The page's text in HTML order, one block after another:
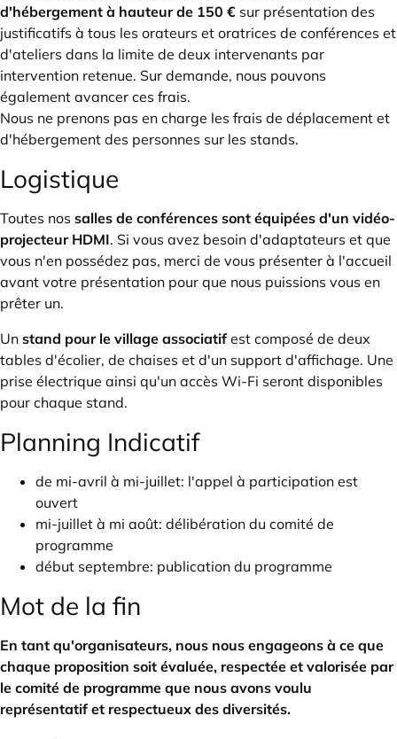
d'hébergement à hauteur de 150 € sur présentation des
justificatifs à tous les orateurs et oratrices de conférences et
d'ateliers dans la limite de deux intervenants par
intervention retenue. Sur demande, nous pouvons
également avancer ces frais.
Nous ne prenons pas en charge les frais de déplacement et
d'hébergement des personnes sur les stands.
Logistique
Toutes nos salles de conférences sont équipées d'un vidéo-
projecteur HDMI. Si vous avez besoin d'adaptateurs et que
vous n'en possédez pas, merci de vous présenter à l'accueil
avant votre présentation pour que nous puissions vous en
prêter un.
Un stand pour le village associatifest composé de deux
tables d'écolier, de chaises et d'un support d'affichage. Une
prise électrique ainsi qu'un accès Wi-Fi seront disponibles
pour chaque stand.
Planning Indicatif
de mi-avril à mi-juillet: l'appel à participation est
ouvert
mi-juillet à mi août: délibération du comité de
programme
début septembre: publication du programme
Mot de la fin
En tant qu'organisateurs, nous nous engageons à ce que
chaque proposition soit évaluée, respectée et valorisée par
le comité de programme que nous avons voulu
représentatif et respectueux des diversités.